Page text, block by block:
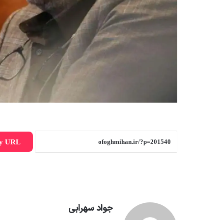
URL
جواد سهرابی